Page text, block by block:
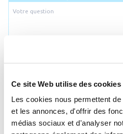
Ce site Web utilise des cookies
Les cookies nous permettent
et les annonces, d'offrir des
médias sociaux et d'analyser
Email